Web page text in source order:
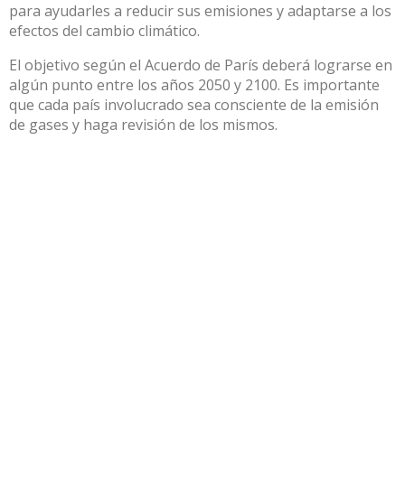
para ayudarles a reducir sus emisiones y adaptarse a los
efectos del cambio climático.
El objetivo según el Acuerdo de París deberá lograrse en
algún punto entre los años 2050 y 2100. Es importante
que cada país involucrado sea consciente de la emisión
de gases y haga revisión de los mismos.